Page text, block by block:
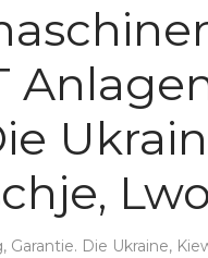
Die Ukraine,